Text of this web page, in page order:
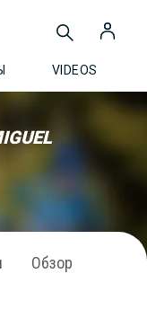
VIDEOS
Обзор